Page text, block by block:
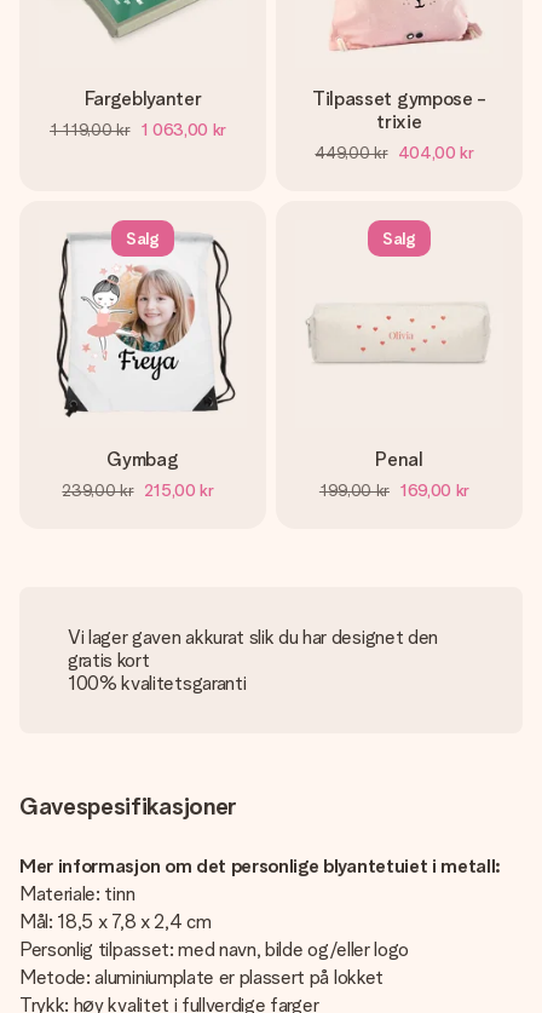
Fargeblyanter
1 119,00 kr 1 063,00 kr
Tilpasset gympose -
trixie
449,00 kr 404,00 kr
Salg
Gymbag
239,00 kr 215,00 kr
Salg
Penal
199,00 kr 169,00 kr
Vi lager gaven akkurat slik du har designet den
gratis kort
100% kvalitetsgaranti
Gavespesifikasjoner
Mer informasjon om det personlige blyantetuiet i metall:
Materiale: tinn
Mål: 18,5 x 7,8 x 2,4 cm
Personlig tilpasset: med navn, bilde og/eller logo
Metode: aluminiumplate er plassert på lokket
Trykk: høy kvalitet i fullverdige farger